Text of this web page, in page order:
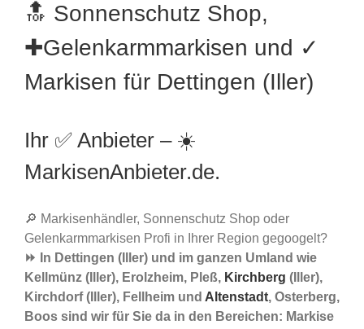
🔝 Sonnenschutz Shop,
✚Gelenkarmmarkisen und ✓
Markisen für Dettingen (Iller)
Ihr ✅ Anbieter – ☀️
MarkisenAnbieter.de.
🔎 Markisenhändler, Sonnenschutz Shop oder
Gelenkarmmarkisen Profi in Ihrer Region gegoogelt?
⏩ In Dettingen (Iller) und im ganzen Umland wie
Kellmünz (Iller), Erolzheim, Pleß, Kirchberg (Iller),
Kirchdorf (Iller), Fellheim und Altenstadt, Osterberg,
Boos sind wir für Sie da in den Bereichen: Markise